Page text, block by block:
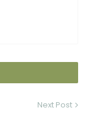
Next Post